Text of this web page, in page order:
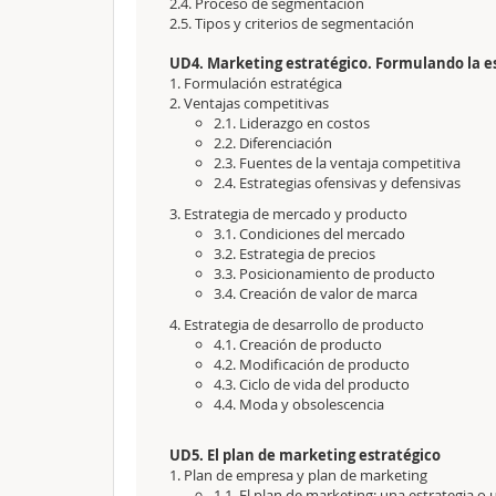
2.5. Tipos y criterios de segmentación
UD4. Marketing estratégico. Formulando la
1. Formulación estratégica
2. Ventajas competitivas
2.1. Liderazgo en costos
2.2. Diferenciación
2.3. Fuentes de la ventaja competitiva
2.4. Estrategias ofensivas y defensivas
3. Estrategia de mercado y producto
3.1. Condiciones del mercado
3.2. Estrategia de precios
3.3. Posicionamiento de producto
3.4. Creación de valor de marca
4. Estrategia de desarrollo de producto
4.1. Creación de producto
4.2. Modificación de producto
4.3. Ciclo de vida del producto
4.4. Moda y obsolescencia
UD5. El plan de marketing estratégico
1. Plan de empresa y plan de marketing